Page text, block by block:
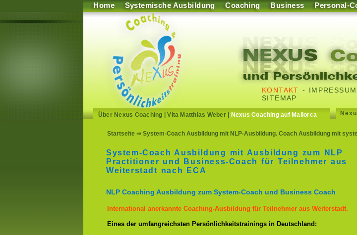
Home Systemische Ausbildung Coaching Business Personal-
KONTAKT - IMPRESSUM
SITEMAP
Über Nexus Coaching |Vita Matthias Weber| Nexus Coaching auf Mallorca
Startseite ⇒ System-Coach Ausbildung mit NLP-Ausbildung. Coach Ausbildung mit
System-Coach Ausbildung mit Ausbildung zum NLP
Practitioner und Business-Coach für Teilnehmer aus
Weiterstadt nach ECA
NLP Coaching Ausbildung zum System-Coach und Business Coach
International anerkannte Coaching-Ausbildung für Teilnehmer aus Weiterstadt.
Eines der umfangreichsten Persönlichkeitstrainings in Deutschland: